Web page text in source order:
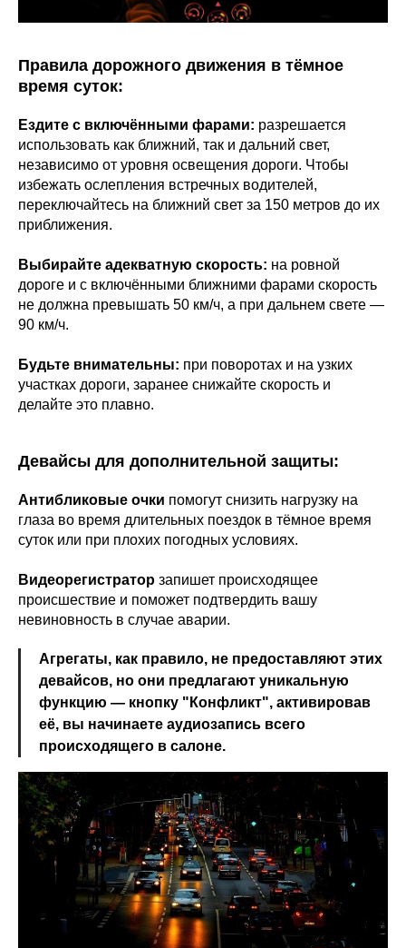
Правила дорожного движения в тёмное
время суток:
Ездите с включёнными фарами: разрешается
использовать как ближний, так и дальний свет,
независимо от уровня освещения дороги. Чтобы
избежать ослепления встречных водителей,
переключайтесь на ближний свет за 150 метров до их
приближения.
Выбирайте адекватную скорость: на ровной
дороге и с включёнными ближними фарами скорость
не должна превышать 50 км/ч, а при дальнем свете —
90 км/ч.
Будьте внимательны: при поворотах и на узких
участках дороги, заранее снижайте скорость и
делайте это плавно.
Девайсы для дополнительной защиты:
Антибликовые очки помогут снизить нагрузку на
глаза во время длительных поездок в тёмное время
суток или при плохих погодных условиях.
Видеорегистратор запишет происходящее
происшествие и поможет подтвердить вашу
невиновность в случае аварии.
Агрегаты, как правило, не предоставляют этих
девайсов, но они предлагают уникальную
функцию — кнопку "Конфликт", активировав
её, вы начинаете аудиозапись всего
происходящего в салоне.